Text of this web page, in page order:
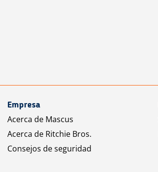
Empresa
Acerca de Mascus
Acerca de Ritchie Bros.
Consejos de seguridad